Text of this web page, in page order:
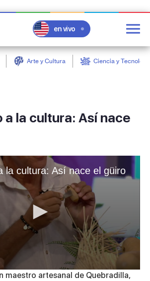
en vivo
Arte y Cultura Ciencia y
a la cultura: Así nace
la cultura: Así nace el güiro
maestro artesanal de Quebradilla,